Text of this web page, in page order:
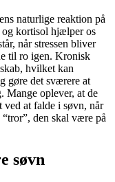
naturlige reaktion på
og kortisol hjælper os
når stressen bliver
til ro igen. Kronisk
hvilket kan
gøre det sværere at
Mange oplever, at de
ved at falde i søvn, når
den skal være på
søvn